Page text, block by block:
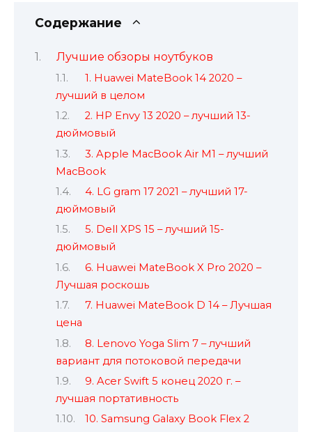
Содержание
Лучшие обзоры ноутбуков
1. Huawei MateBook 14 2020 –
лучший в целом
2. HP Envy 13 2020 – лучший 13-
дюймовый
3. Apple MacBook Air M1 – лучший
MacBook
4. LG gram 17 2021 – лучший 17-
дюймовый
5. Dell XPS 15 – лучший 15-
дюймовый
6. Huawei MateBook X Pro 2020 –
Лучшая роскошь
7. Huawei MateBook D 14 – Лучшая
цена
8. Lenovo Yoga Slim 7 – лучший
вариант для потоковой передачи
9. Acer Swift 5 конец 2020 г. –
лучшая портативность
10. Samsung Galaxy Book Flex 2